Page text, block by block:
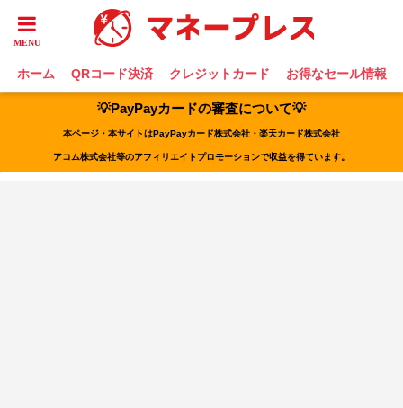
ホーム QRコード決済 クレジットカード お得なセール情報
💡PayPayカードの審査について💡
本ページ・本サイトはPayPayカード株式会社・楽天カード株式会社
アコム株式会社等のアフィリエイトプロモーションで収益を得ています。